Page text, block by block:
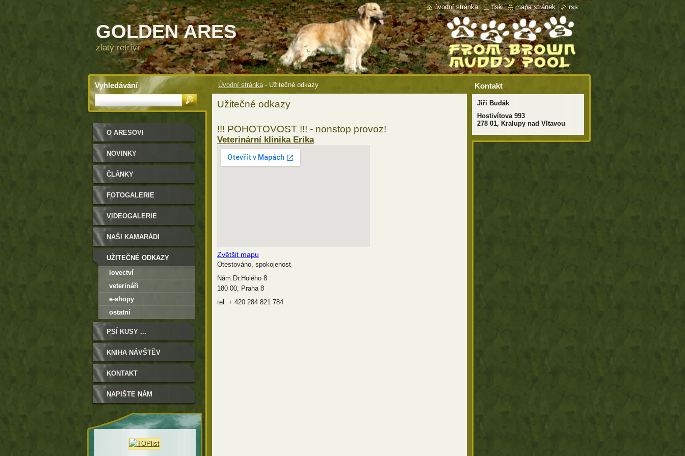
GOLDEN ARES
zlatý retrívr
Úvodní stránka - Užitečné odkazy
Užitečné odkazy
!!! POHOTOVOST !!! - nonstop provoz!
Veterinární klinika Erika
Zvětšit mapu
Otestováno, spokojenost
Nám.Dr.Holého 8
180 00, Praha 8
tel: + 420 284 821 784
O ARESOVI
NOVINKY
ČLÁNKY
FOTOGALERIE
VIDEOGALERIE
NAŠI KAMARÁDI
UŽITEČNÉ ODKAZY
lovectví
veterináři
e-shopy
ostatní
PSÍ KUSY ...
KNIHA NÁVŠTĚV
KONTAKT
NAPIŠTE NÁM
Kontakt
Jiří Budák
Hostivítova 993
278 01, Kralupy nad Vltavou
Vyhledávání
úvodní stránka | tisk | mapa stránek | rss